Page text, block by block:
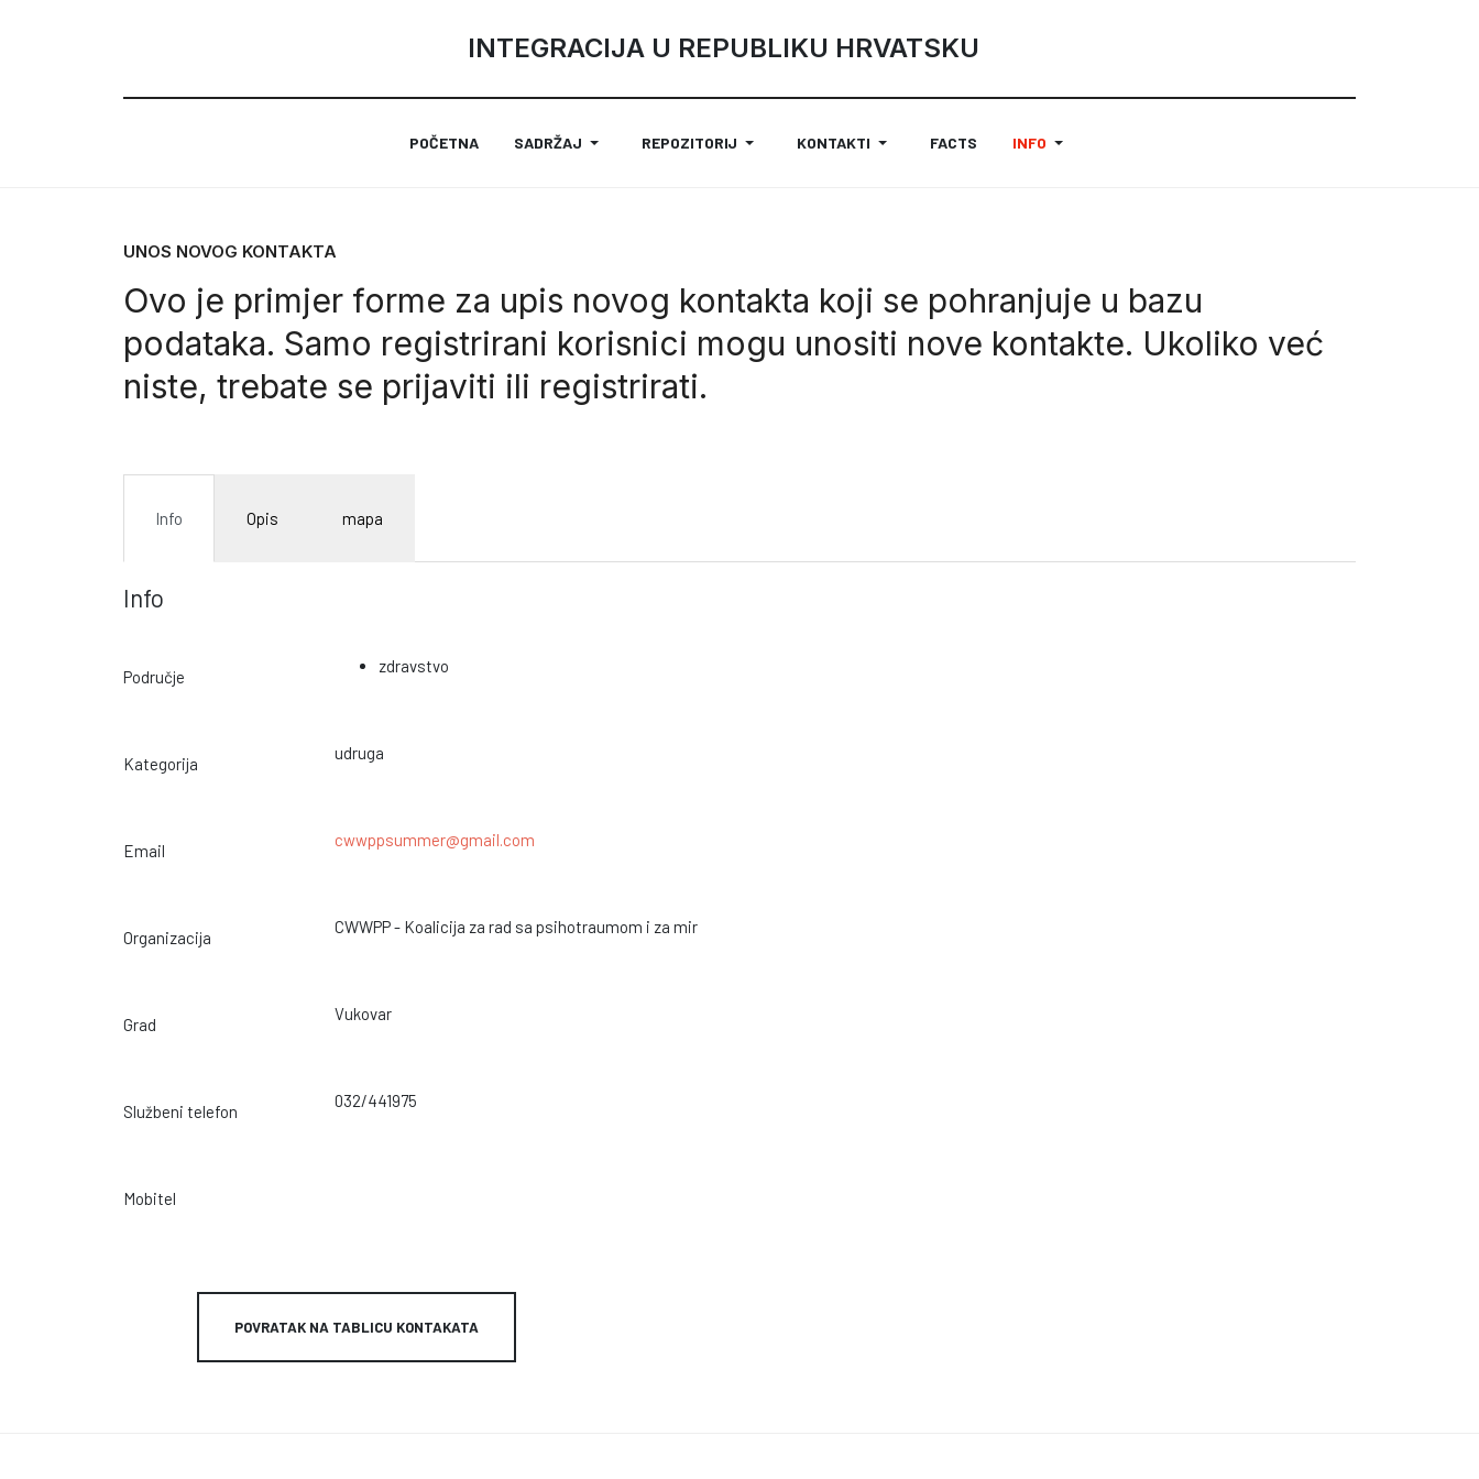
INTEGRACIJA U REPUBLIKU HRVATSKU
POČETNA SADRŽAJ REPOZITORIJ KONTAKTI FACTS INFO
UNOS NOVOG KONTAKTA
Ovo je primjer forme za upis novog kontakta koji se pohranjuje u bazu
podataka. Samo registrirani korisnici mogu unositi nove kontakte. Ukoliko već
niste, trebate se prijaviti ili registrirati.
Info Opis mapa
Info
Područje
zdravstvo
Kategorija
udruga
Email
cwwppsummer@gmail.com
Organizacija
CWWPP - Koalicija za rad sa psihotraumom i za mir
Grad
Vukovar
Službeni telefon
032/441975
Mobitel
POVRATAK NA TABLICU KONTAKATA